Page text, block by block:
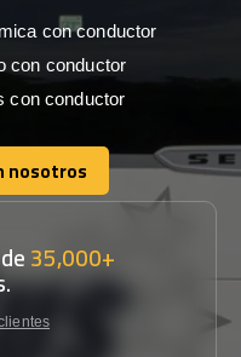
con conductor
con conductor
con conductor
nosotros
nosotros
35,000+